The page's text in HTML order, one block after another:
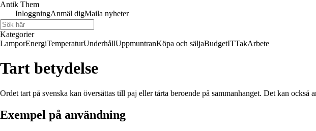
Antik Them
InloggningAnmäl digMaila nyheter
Kategorier
LamporEnergiTemperaturUnderhållUppmuntranKöpa och säljaBudgetITTakArbete
Tart betydelse
Ordet tart på svenska kan översättas till paj eller tårta beroende på sammanhanget. Det kan
Exempel på användning